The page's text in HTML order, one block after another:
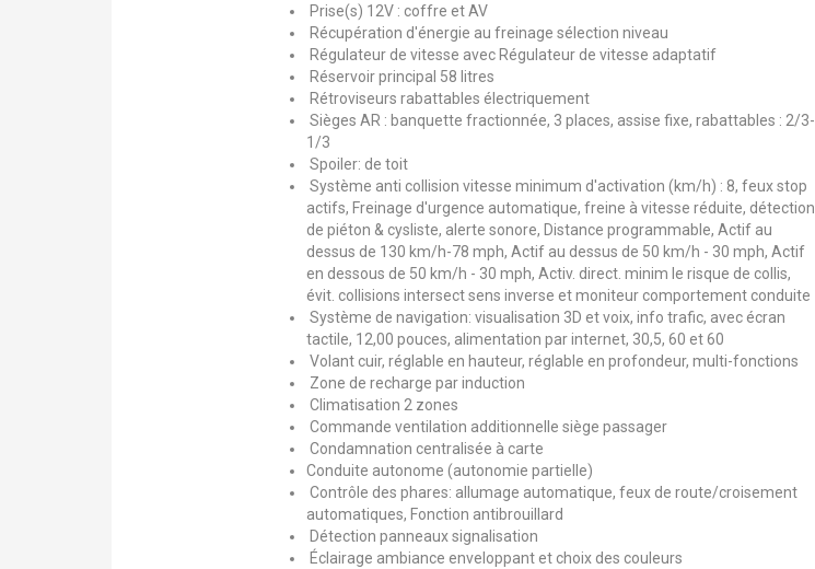
Prise(s) 12V : coffre et AV
Récupération d'énergie au freinage sélection niveau
Régulateur de vitesse avec Régulateur de vitesse adaptatif
Réservoir principal 58 litres
Rétroviseurs rabattables électriquement
Sièges AR : banquette fractionnée, 3 places, assise fixe, rabattables : 2/3-
1/3
Spoiler: de toit
Système anti collision vitesse minimum d'activation (km/h) : 8, feux stop
actifs, Freinage d'urgence automatique, freine à vitesse réduite, détection
de piéton & cysliste, alerte sonore, Distance programmable, Actif au
dessus de 130 km/h-78 mph, Actif au dessus de 50 km/h - 30 mph, Actif
en dessous de 50 km/h - 30 mph, Activ. direct. minim le risque de collis,
évit. collisions intersect sens inverse et moniteur comportement conduite
Système de navigation: visualisation 3D et voix, info trafic, avec écran
tactile, 12,00 pouces, alimentation par internet, 30,5, 60 et 60
Volant cuir, réglable en hauteur, réglable en profondeur, multi-fonctions
Zone de recharge par induction
Climatisation 2 zones
Commande ventilation additionnelle siège passager
Condamnation centralisée à carte
Conduite autonome (autonomie partielle)
Contrôle des phares: allumage automatique, feux de route/croisement
automatiques, Fonction antibrouillard
Détection panneaux signalisation
Éclairage ambiance enveloppant et choix des couleurs